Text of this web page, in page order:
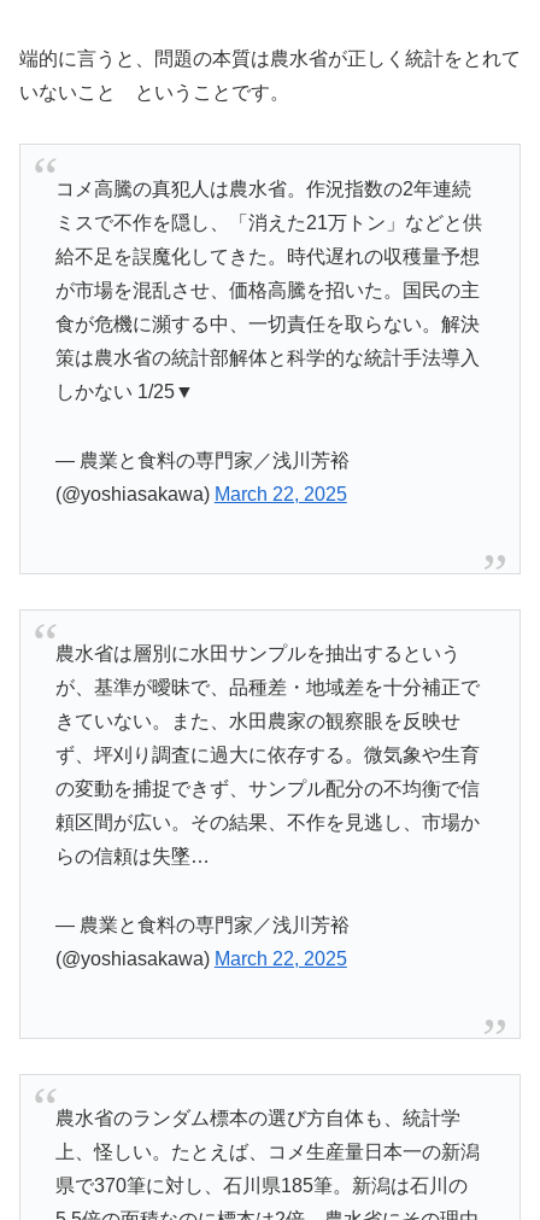
端的に言うと、問題の本質は農水省が正しく統計をとれて
いないこと ということです。
コメ高騰の真犯人は農水省。作況指数の2年連続
ミスで不作を隠し、「消えた21万トン」などと供
給不足を誤魔化してきた。時代遅れの収穫量予想
が市場を混乱させ、価格高騰を招いた。国民の主
食が危機に瀕する中、一切責任を取らない。解決
策は農水省の統計部解体と科学的な統計手法導入
しかない 1/25▼
— 農業と食料の専門家／浅川芳裕
(@yoshiasakawa) March 22, 2025
農水省は層別に水田サンプルを抽出するという
が、基準が曖昧で、品種差・地域差を十分補正で
きていない。また、水田農家の観察眼を反映せ
ず、坪刈り調査に過大に依存する。微気象や生育
の変動を捕捉できず、サンプル配分の不均衡で信
頼区間が広い。その結果、不作を見逃し、市場か
らの信頼は失墜…
— 農業と食料の専門家／浅川芳裕
(@yoshiasakawa) March 22, 2025
農水省のランダム標本の選び方自体も、統計学
上、怪しい。たとえば、コメ生産量日本一の新潟
県で370筆に対し、石川県185筆。新潟は石川の